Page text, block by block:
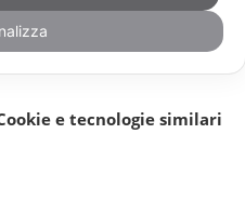
e tecnologie similari